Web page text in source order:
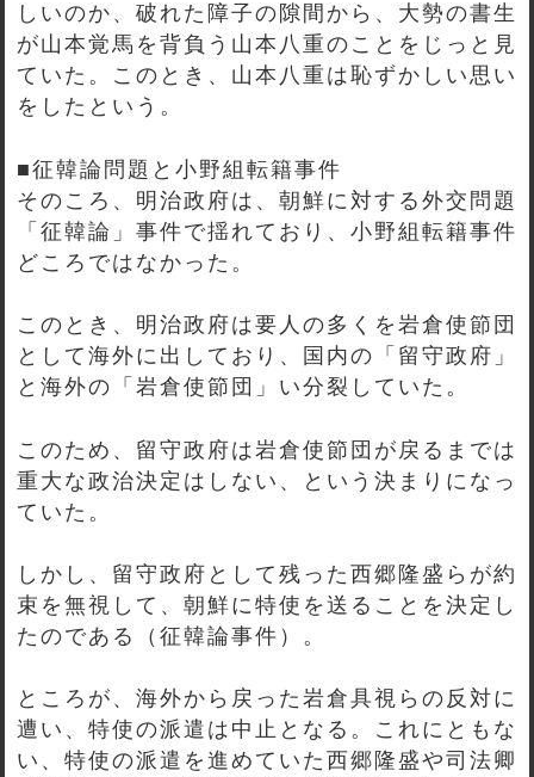
しいのか、破れた障子の隙間から、大勢の書生
が山本覚馬を背負う山本八重のことをじっと見
ていた。このとき、山本八重は恥ずかしい思い
をしたという。
■征韓論問題と小野組転籍事件
そのころ、明治政府は、朝鮮に対する外交問題
「征韓論」事件で揺れており、小野組転籍事件
どころではなかった。
このとき、明治政府は要人の多くを岩倉使節団
として海外に出しており、国内の「留守政府」
と海外の「岩倉使節団」い分裂していた。
このため、留守政府は岩倉使節団が戻るまでは
重大な政治決定はしない、という決まりになっ
ていた。
しかし、留守政府として残った西郷隆盛らが約
束を無視して、朝鮮に特使を送ることを決定し
たのである（征韓論事件）。
ところが、海外から戻った岩倉具視らの反対に
遭い、特使の派遣は中止となる。これにともな
い、特使の派遣を進めていた西郷隆盛や司法卿